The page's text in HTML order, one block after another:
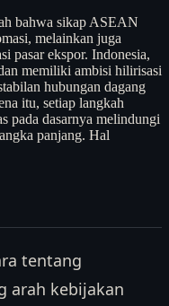
bahwa sikap ASEAN
melainkan juga
pasar ekspor. Indonesia,
memiliki ambisi hilirisasi
hubungan dagang
itu, setiap langkah
pada dasarnya melindungi
panjang. Hal
tentang
arah kebijakan